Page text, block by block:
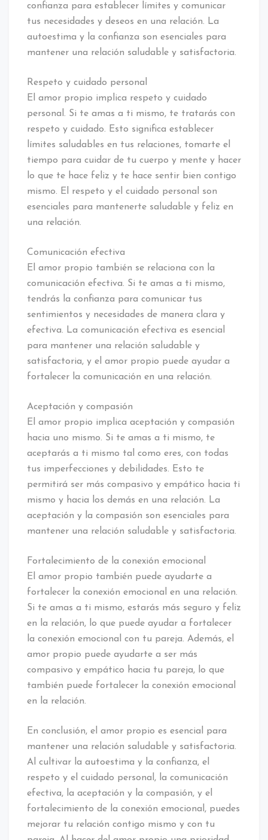
confianza para establecer límites y comunicar
tus necesidades y deseos en una relación. La
autoestima y la confianza son esenciales para
mantener una relación saludable y satisfactoria.
Respeto y cuidado personal
El amor propio implica respeto y cuidado
personal. Si te amas a ti mismo, te tratarás con
respeto y cuidado. Esto significa establecer
límites saludables en tus relaciones, tomarte el
tiempo para cuidar de tu cuerpo y mente y hacer
lo que te hace feliz y te hace sentir bien contigo
mismo. El respeto y el cuidado personal son
esenciales para mantenerte saludable y feliz en
una relación.
Comunicación efectiva
El amor propio también se relaciona con la
comunicación efectiva. Si te amas a ti mismo,
tendrás la confianza para comunicar tus
sentimientos y necesidades de manera clara y
efectiva. La comunicación efectiva es esencial
para mantener una relación saludable y
satisfactoria, y el amor propio puede ayudar a
fortalecer la comunicación en una relación.
Aceptación y compasión
El amor propio implica aceptación y compasión
hacia uno mismo. Si te amas a ti mismo, te
aceptarás a ti mismo tal como eres, con todas
tus imperfecciones y debilidades. Esto te
permitirá ser más compasivo y empático hacia ti
mismo y hacia los demás en una relación. La
aceptación y la compasión son esenciales para
mantener una relación saludable y satisfactoria.
Fortalecimiento de la conexión emocional
El amor propio también puede ayudarte a
fortalecer la conexión emocional en una relación.
Si te amas a ti mismo, estarás más seguro y feliz
en la relación, lo que puede ayudar a fortalecer
la conexión emocional con tu pareja. Además, el
amor propio puede ayudarte a ser más
compasivo y empático hacia tu pareja, lo que
también puede fortalecer la conexión emocional
en la relación.
En conclusión, el amor propio es esencial para
mantener una relación saludable y satisfactoria.
Al cultivar la autoestima y la confianza, el
respeto y el cuidado personal, la comunicación
efectiva, la aceptación y la compasión, y el
fortalecimiento de la conexión emocional, puedes
mejorar tu relación contigo mismo y con tu